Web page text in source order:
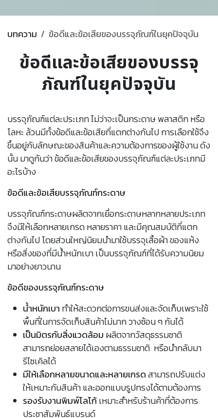
บทความ ข้อดีและข้อเสียของบรรจุภัณฑ์ในยุคปัจจุบัน
ข้อดีและข้อเสียของบรรจุ
ภัณฑ์ในยุคปัจจุบัน
บรรจุภัณฑ์แต่ละประเภท ไม่ว่าจะเป็นกระดาษ พลาสติก หรือ
โลหะ ล้วนมีทั้งข้อดีและข้อเสียที่แตกต่างกันไป การเลือกใช้จึง
ขึ้นอยู่กับลักษณะของสินค้าและความต้องการของผู้ใช้งาน ดัง
นั้น มาดูกันว่า ข้อดีและข้อเสียของบรรจุภัณฑ์แต่ละประเภทมี
อะไรบ้าง
ข้อดีและข้อเสียบรรจุภัณฑ์กระดาษ
บรรจุภัณฑ์กระดาษผลิตจากเยื่อกระดาษหลากหลายประเภท
จึงมีให้เลือกหลายเกรด หลายราคา และมีคุณสมบัติที่แตก
ต่างกันไป โดยส่วนใหญ่นิยมนำมาใช้บรรจุเสื้อผ้า ของแห้ง
หรือสิ่งของที่มีน้ำหนักเบา เป็นบรรจุภัณฑ์ที่ได้รับความนิยม
มาอย่างยาวนาน
ข้อดีของบรรจุภัณฑ์กระดาษ
น้ำหนักเบา ทำให้สะดวกต่อการขนส่งและจัดเก็บเพราะใช้
พื้นที่ในการจัดเก็บสินค้าไม่มาก วางซ้อน ๆ กันได้
เป็นมิตรกับสิ่งแวดล้อม ผลิตจากวัสดุธรรมชาติ
สามารถย่อยสลายได้เองตามธรรมชาติ หรือนำกลับมา
รีไซเคิลได้
มีให้เลือกหลายขนาดและหลายเกรดสามารถปรับแต่ง
ให้เหมาะกับสินค้า และออกแบบรูปทรงได้ตามต้องการ
รองรับงานพิมพ์โลโก้เหมาะสำหรับร้านค้าที่ต้องการ
ประชาสัมพันธ์แบรนด์